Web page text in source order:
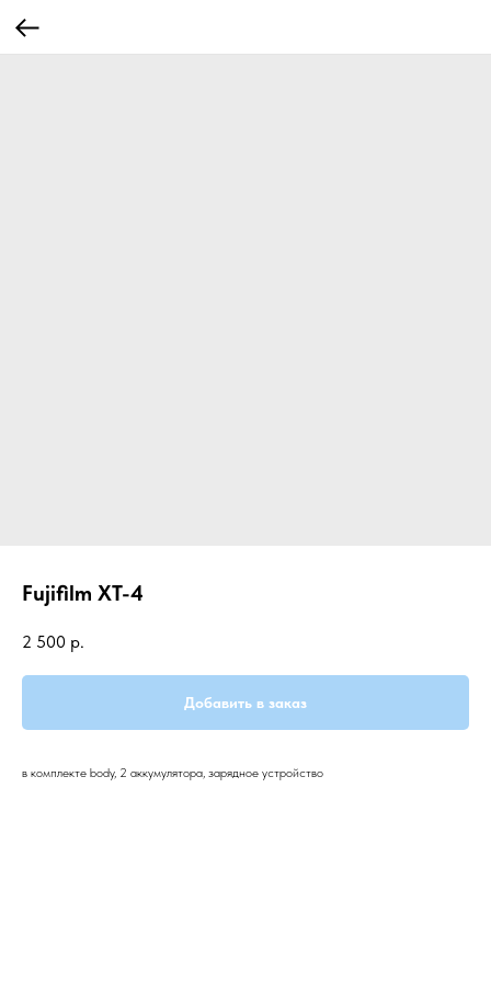
Fujifilm XT-4
2 500 р.
Добавить в заказ
в комплекте body, 2 аккумулятора, зарядное устройство